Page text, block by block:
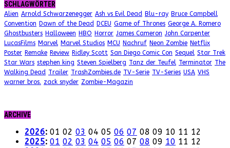
SCHLAGWÖRTER
Alien Arnold Schwarzenegger Ash vs Evil Dead Blu-ray Bruce Campbell
Convention Dawn of the Dead DCEU Game of Thrones George A. Romero
Ghostbusters Halloween HBO Horror James Cameron John Carpenter
LucasFilms Marvel Marvel Studios MCU Nachruf Neon Zombie Netflix
Poster Remake Review Ridley Scott San Diego Comic Con Sequel Star Trek
Star Wars stephen king Steven Spielberg Tanz der Teufel Terminator The
Walking Dead Trailer TrashZombies.de TV-Serie TV-Series USA VHS
warner bros. zack snyder Zombie-Magazin
ARCHIVE
2026: 01 02 03 04 05 06 07 08 09 10 11 12
2025: 01 02 03 04 05 06 07 08 09 10 11 12